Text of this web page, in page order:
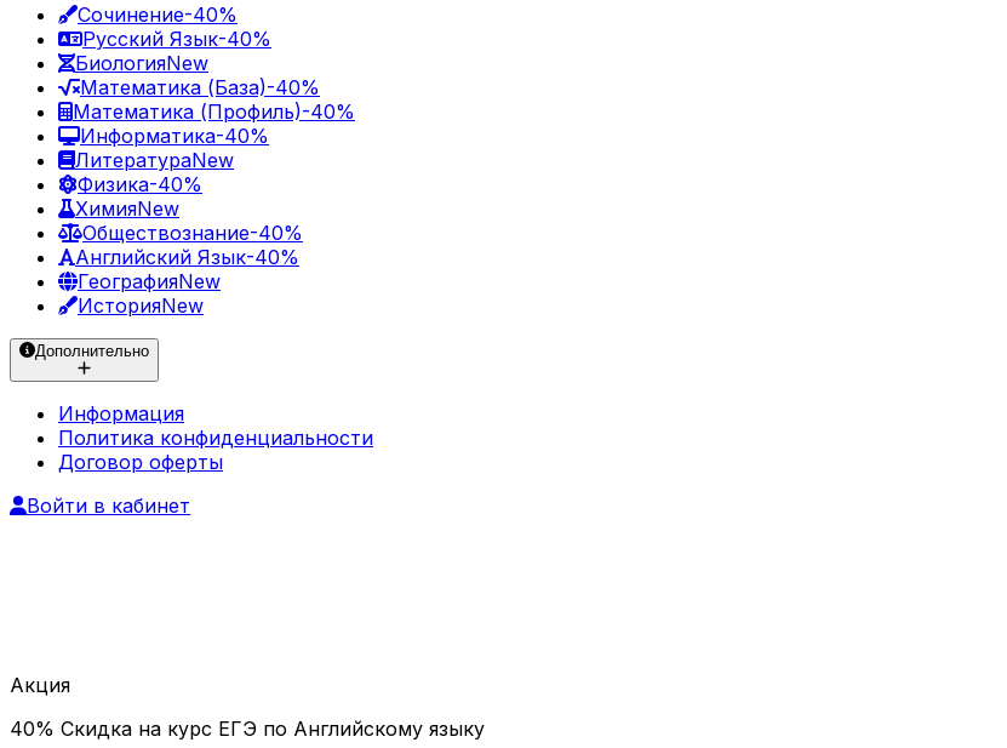
Сочинение-40%
Русский Язык-40%
БиологияNew
Математика (База)-40%
Математика (Профиль)-40%
Информатика-40%
ЛитератураNew
Физика-40%
ХимияNew
Обществознание-40%
Английский Язык-40%
ГеографияNew
ИсторияNew
Дополнительно
Информация
Политика конфиденциальности
Договор оферты
Войти в кабинет
Акция
40% Скидка на курс ЕГЭ по Английскому языку